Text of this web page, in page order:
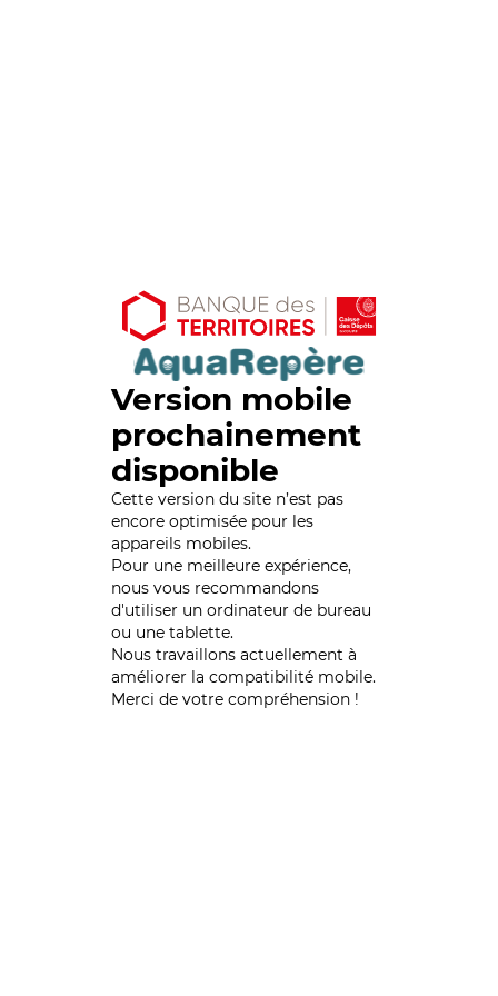
Version mobile
prochainement
disponible
Cette version du site n’est pas
encore optimisée pour les
appareils mobiles.
Pour une meilleure expérience,
nous vous recommandons
d'utiliser un ordinateur de bureau
ou une tablette.
Nous travaillons actuellement à
améliorer la compatibilité mobile.
Merci de votre compréhension !